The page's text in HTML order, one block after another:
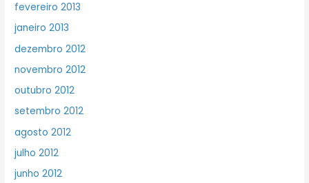
fevereiro 2013
janeiro 2013
dezembro 2012
novembro 2012
outubro 2012
setembro 2012
agosto 2012
julho 2012
junho 2012